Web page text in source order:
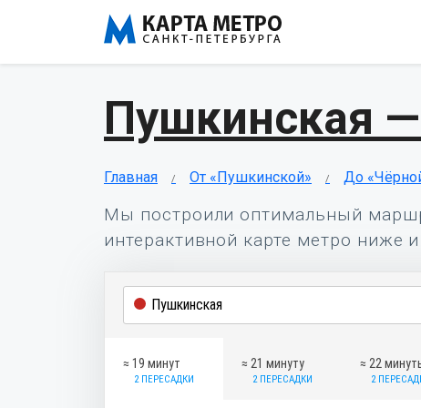
Пушкинская
Главная От «Пушкинской» До
Мы построили оптимальный
интерактивной карте метро ниже
≈ 19 минут
2 ПЕРЕСАДКИ
≈ 21 минуту
2 ПЕРЕСАДКИ
≈ 22
2